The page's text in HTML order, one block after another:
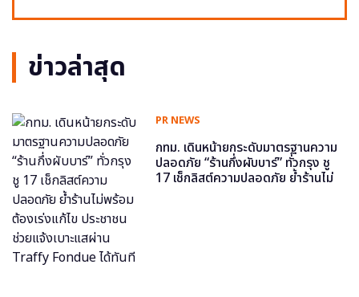
ข่าวล่าสุด
PR NEWS
กทม. เดินหน้ายกระดับมาตรฐานความ
ปลอดภัย “ร้านกึ่งผับบาร์” ทั่วกรุง ชู
17 เช็กลิสต์ความปลอดภัย ย้ำร้านไม่